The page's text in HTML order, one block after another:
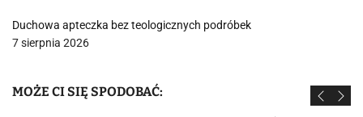
Duchowa apteczka bez teologicznych podróbek
7 sierpnia 2026
MOŻE CI SIĘ SPODOBAĆ: